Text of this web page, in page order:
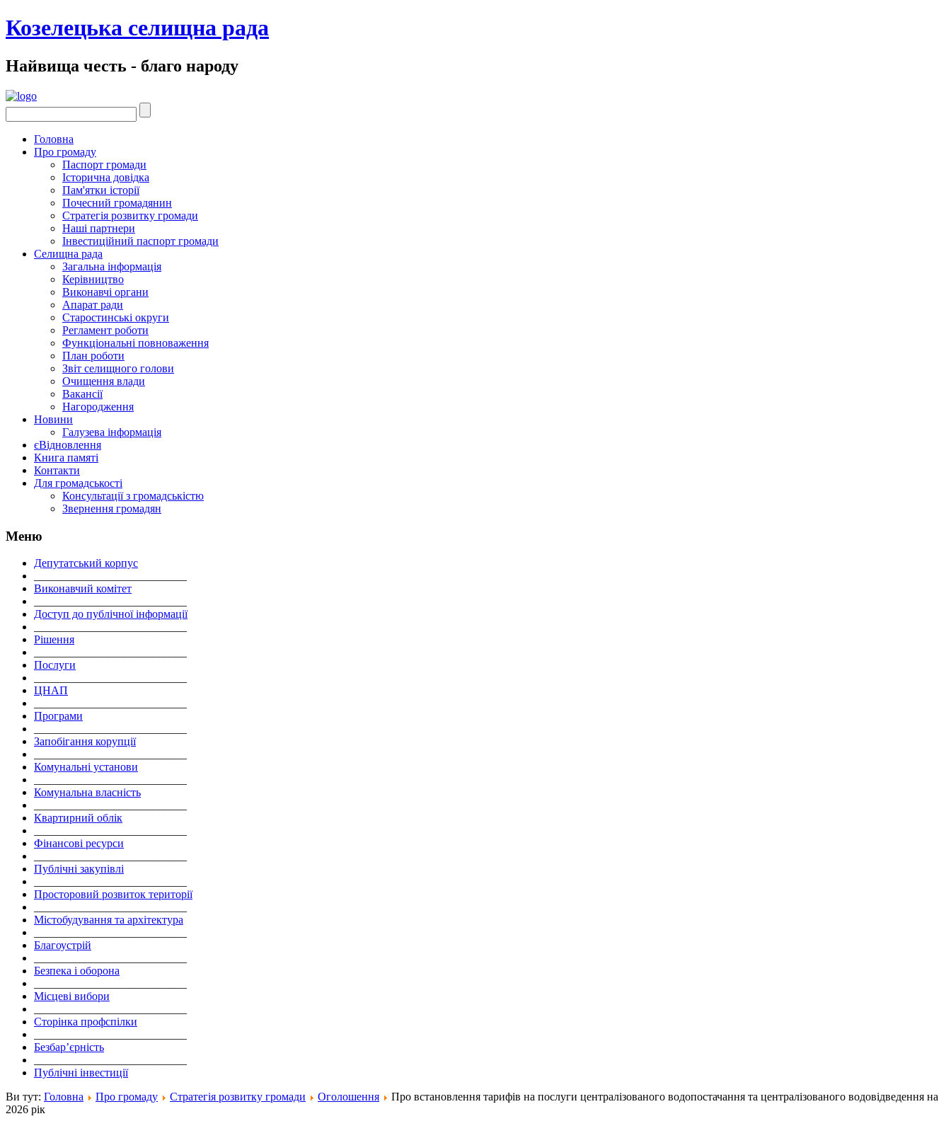
Козелецька селищна рада
Найвища честь - благо народу
Головна
Про громаду
Паспорт громади
Історична довідка
Пам'ятки історії
Почесний громадянин
Стратегія розвитку громади
Наші партнери
Інвестиційний паспорт громади
Селищна рада
Загальна інформація
Керівництво
Виконавчі органи
Апарат ради
Старостинські округи
Регламент роботи
Функціональні повноваження
План роботи
Звіт селищного голови
Очищення влади
Вакансії
Нагородження
Новини
Галузева інформація
єВідновлення
Книга памяті
Контакти
Для громадськості
Консультації з громадськістю
Звернення громадян
Меню
Депутатський корпус
Виконавчий комітет
Доступ до публічної інформації
Рішення
Послуги
ЦНАП
Програми
Запобігання корупції
Комунальні установи
Комунальна власність
Квартирний облік
Фінансові ресурси
Публічні закупівлі
Просторовий розвиток території
Містобудування та архітектура
Благоустрій
Безпека і оборона
Місцеві вибори
Сторінка профспілки
Безбар’єрність
Публічні інвестиції
Ви тут: Головна Про громаду Стратегія розвитку громади Оголошення
Про встановлення тарифів на послуги централізованого водопостачання та централізованого водовідведення на
2026 рік